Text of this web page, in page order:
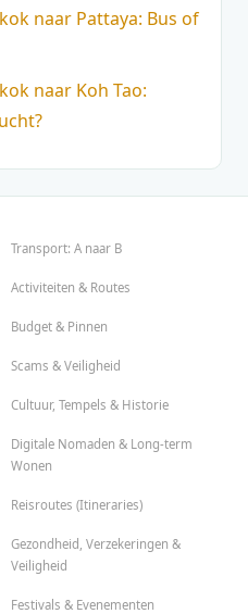
naar Pattaya: Bus of
naar Koh Tao:
Transport: A naar B
Activiteiten & Routes
Budget & Pinnen
Scams & Veiligheid
Cultuur, Tempels & Historie
Digitale Nomaden & Long-term
Wonen
Reisroutes (Itineraries)
Gezondheid, Verzekeringen &
Veiligheid
Festivals & Evenementen